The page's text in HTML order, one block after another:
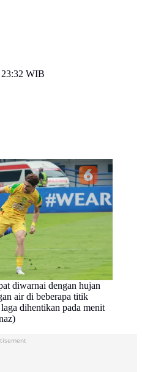
23:32 WIB
diwarnai dengan hujan
air di beberapa titik
dihentikan pada menit